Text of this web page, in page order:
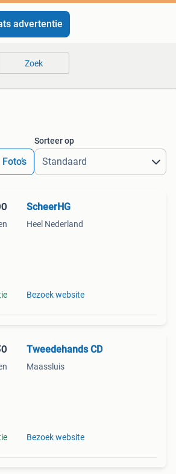
advertentie
Zoek
Foto’s
Sorteer op
ScheerHG
Heel Nederland
Bezoek website
Tweedehands CD
Maassluis
Bezoek website